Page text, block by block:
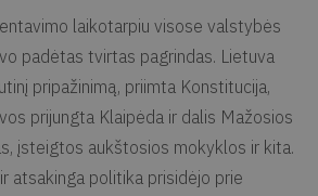
laikotarpiu visose valstybės
padėtas tvirtas pagrindas. Lietuva
pripažinimą, priimta Konstitucija,
prijungta Klaipėda ir dalis Mažosios
įsteigtos aukštosios mokyklos ir kita.
atsakinga politika prisidėjo prie